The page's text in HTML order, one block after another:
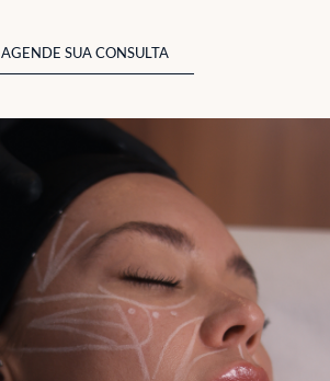
AGENDE SUA CONSULTA